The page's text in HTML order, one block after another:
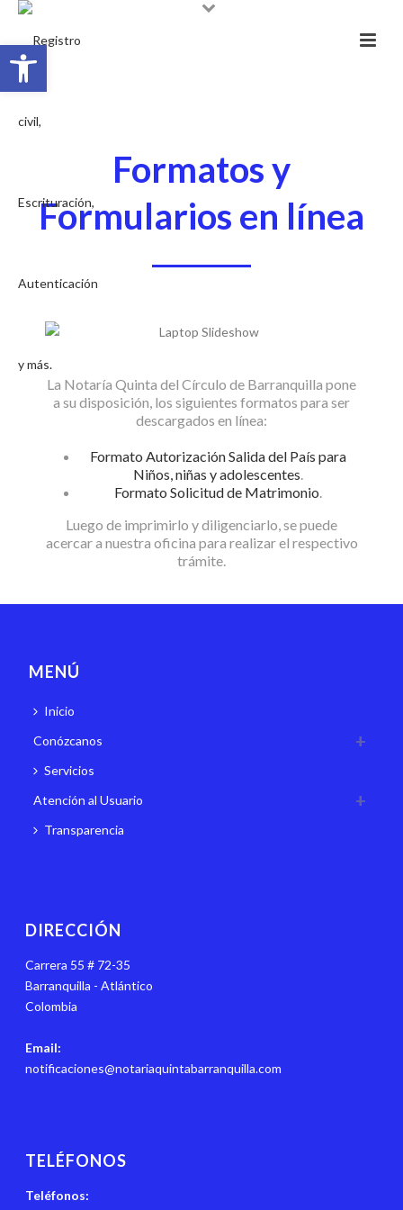
Abrir barra de herramientas
Formatos y
Formularios en línea
La Notaría Quinta del Círculo de Barranquilla pone
a su disposición, los siguientes formatos para ser
descargados en línea:
Formato Autorización Salida del País para
Niños, niñas y adolescentes.
Formato Solicitud de Matrimonio.
Luego de imprimirlo y diligenciarlo, se puede
acercar a nuestra oficina para realizar el respectivo
trámite.
MENÚ
Inicio
Conózcanos
Servicios
Atención al Usuario
Transparencia
DIRECCIÓN
Carrera 55 # 72-35
Barranquilla - Atlántico
Colombia
Email:
notificaciones@notariaquintabarranquilla.com
TELÉFONOS
Teléfonos: